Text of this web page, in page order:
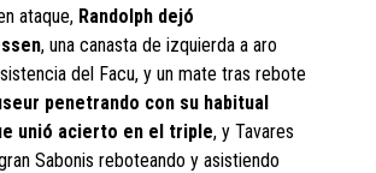
ataque, Randolph dejó
, una canasta de izquierda a aro
del Facu, y un mate tras rebote
penetrando con su habitual
unió acierto en el triple, y Tavares
Sabonis reboteando y asistiendo